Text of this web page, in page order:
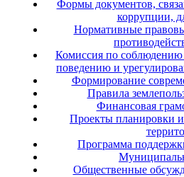
Формы документов,
коррупции,
Нормативные
Комиссия по
поведению и
Формирование
Правила
Финансовая
Проекты планировки
Программа
Общественные